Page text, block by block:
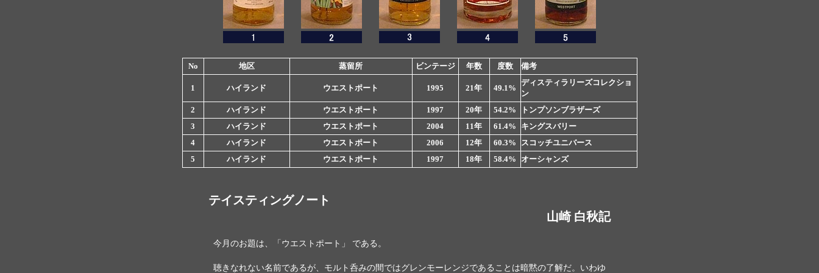
No 地区 蒸留所 ビンテージ 年数 度数 備考
1 ハイランド ウエストポート 1995 21年 49.1%
ディスティラリーズコレクショ
ン
2
ハイランド ウエストポート 1997 20年 54.2%
トンプソンブラザーズ
3
ハイランド ウエストポート 2004 11年 61.4%
キングスバリー
4
ハイランド ウエストポート 2006 12年 60.3%
スコッチユニバース
5
ハイランド ウエストポート 1997 18年 58.4% オーシャンズ
テイスティングノート
山崎 白秋記
今月のお題は、「ウエストポート」 である。
聴きなれない名前であるが、モルト呑みの間ではグレンモーレンジであることは暗黙の了解だ。いわゆ